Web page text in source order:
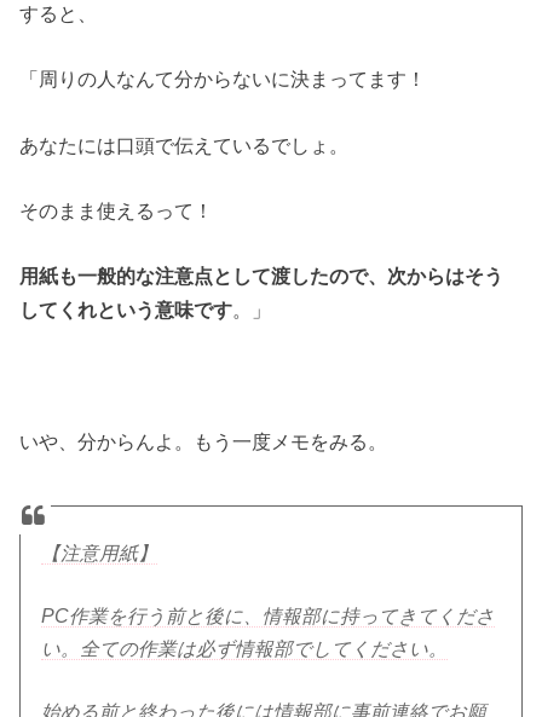
すると、
「周りの人なんて分からないに決まってます！
あなたには口頭で伝えているでしょ。
そのまま使えるって！
用紙も一般的な注意点として渡したので、次からはそう
してくれという意味です。」
いや、分からんよ。もう一度メモをみる。
【注意用紙】
PC作業を行う前と後に、情報部に持ってきてくださ
い。全ての作業は必ず情報部でしてください。
始める前と終わった後には情報部に事前連絡でお願